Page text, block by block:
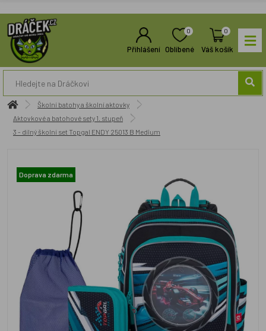
Přihlášení
0
Oblíbené
0
Váš košík
Školní batohy a školní aktovky
Aktovkové a batohové sety 1. stupeň
3 - dílný školní set Topgal ENDY 25013 B Medium
Doprava zdarma